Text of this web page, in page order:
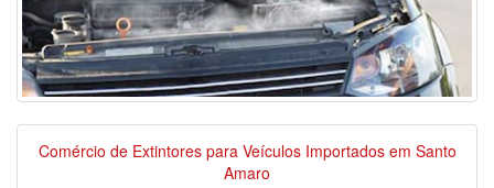
Comércio de Extintores para Veículos Importados em Santo
Amaro